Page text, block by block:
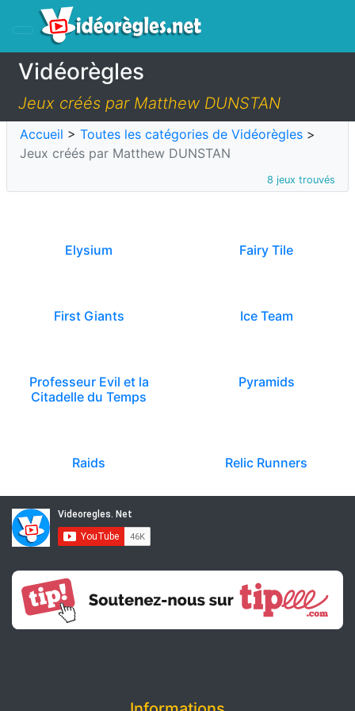
Vidéorègles
Jeux créés par Matthew DUNSTAN
Accueil > Toutes les catégories de Vidéorègles >
Jeux créés par Matthew DUNSTAN
8 jeux trouvés
Elysium Fairy Tile
First Giants Ice Team
Professeur Evil et la
Citadelle du Temps
Pyramids
Raids Relic Runners